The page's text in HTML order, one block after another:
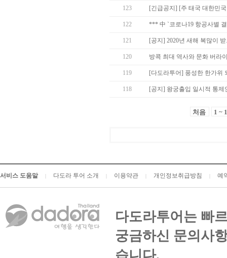
123 [긴급공지] [주 태국 대한민
122 *** 中 `코로나19 항공사별
121 [공지] 2020년 새해 복많이
120 방콕 최대 역사와 문화 버라
119 [다도라투어] 풍성한 한가위
118 [공지] 왕궁출입 일시적 통제
처음 1 ~
서비스 도움말 다도라 투어 소개 이용약관 개인정보취급방침 예
다도라투어는 빠
궁금하신 문의사
습니다.